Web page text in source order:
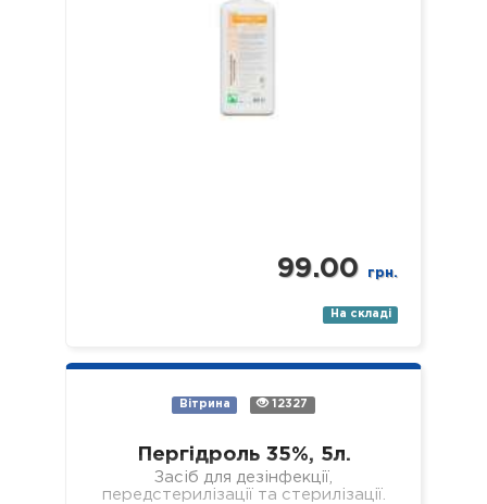
99.00 грн.
На складі
Вітрина 12327
Пергідроль 35%, 5л.
Засіб для дезінфекції,
передстерилізації та стерилізації.